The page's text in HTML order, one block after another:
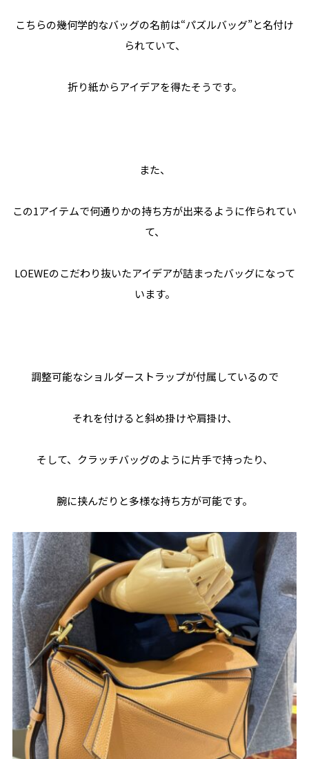
こちらの幾何学的なバッグの名前は“パズルバッグ”と名付け
られていて、
折り紙からアイデアを得たそうです。
また、
この1アイテムで何通りかの持ち方が出来るように作られてい
て、
LOEWEのこだわり抜いたアイデアが詰まったバッグになって
います。
調整可能なショルダーストラップが付属しているので
それを付けると斜め掛けや肩掛け、
そして、クラッチバッグのように片手で持ったり、
腕に挟んだりと多様な持ち方が可能です。